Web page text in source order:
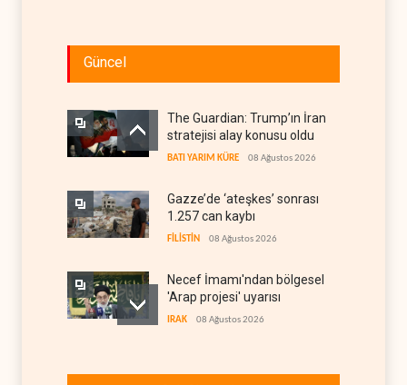
Güncel
The Guardian: Trump’ın İran
stratejisi alay konusu oldu
BATI YARIM KÜRE 08 Ağustos 2026
Gazze’de ‘ateşkes’ sonrası
1.257 can kaybı
FİLİSTİN 08 Ağustos 2026
Necef İmamı'ndan bölgesel
'Arap projesi' uyarısı
IRAK 08 Ağustos 2026
da yetmedi: Hürmüz’de